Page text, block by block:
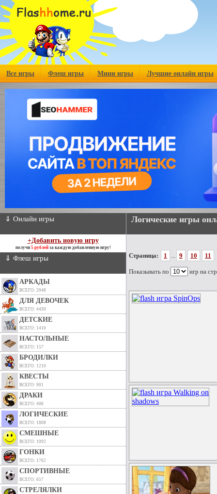
Все игры Флеш игры Мини игры Лучшие онлайн игры
⇓ Онлайн игры
+Добавить новую игру
получи 5 рублейза каждую добавленную игру!
⇓ Флеш игры
АРКАДЫ
ВСЕГО: 2048
ДЛЯ ДЕВОЧЕК
ВСЕГО: 4430
ДЕТСКИЕ
ВСЕГО: 1410
НАСТОЛЬНЫЕ
ВСЕГО: 157
БРОДИЛКИ
ВСЕГО: 1210
КВЕСТЫ
ВСЕГО: 901
ДРАКИ
ВСЕГО: 408
ЛОГИЧЕСКИЕ
ВСЕГО: 1808
СМЕШНЫЕ
ВСЕГО: 1092
ГОНКИ
ВСЕГО: 1762
СПОРТИВНЫЕ
ВСЕГО: 657
СТРЕЛЯЛКИ
Логические игры
Страница: 1 9 10 11
Показывать по игр на